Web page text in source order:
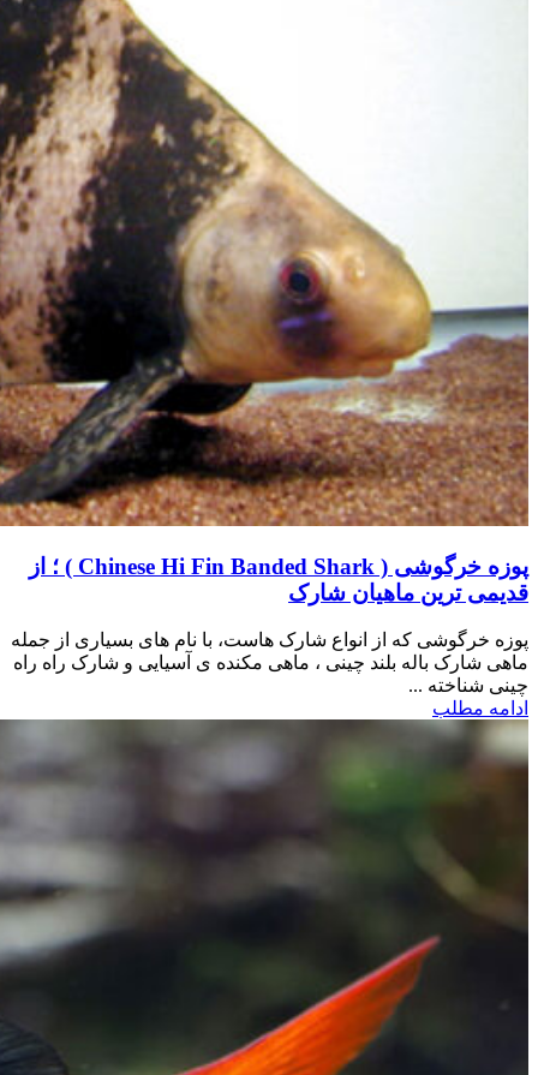
پوزه خرگوشی ( Chinese Hi Fin Banded Shark ) ؛ از
قدیمی ترین ماهیان شارک
پوزه خرگوشی که از انواع شارک هاست، با نام های بسیاری از جمله
ماهی شارک باله بلند چینی ، ماهی مکنده ی آسیایی و شارک راه راه
چینی شناخته ...
ادامه مطلب